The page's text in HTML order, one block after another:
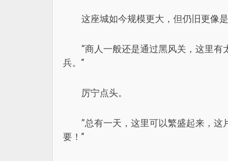
这座城如今规模更大，但仍旧更像
“商人一般还是通过黑风关，这里
兵。”
厉宁点头。
“总有一天，这里可以繁盛起来，
要！”